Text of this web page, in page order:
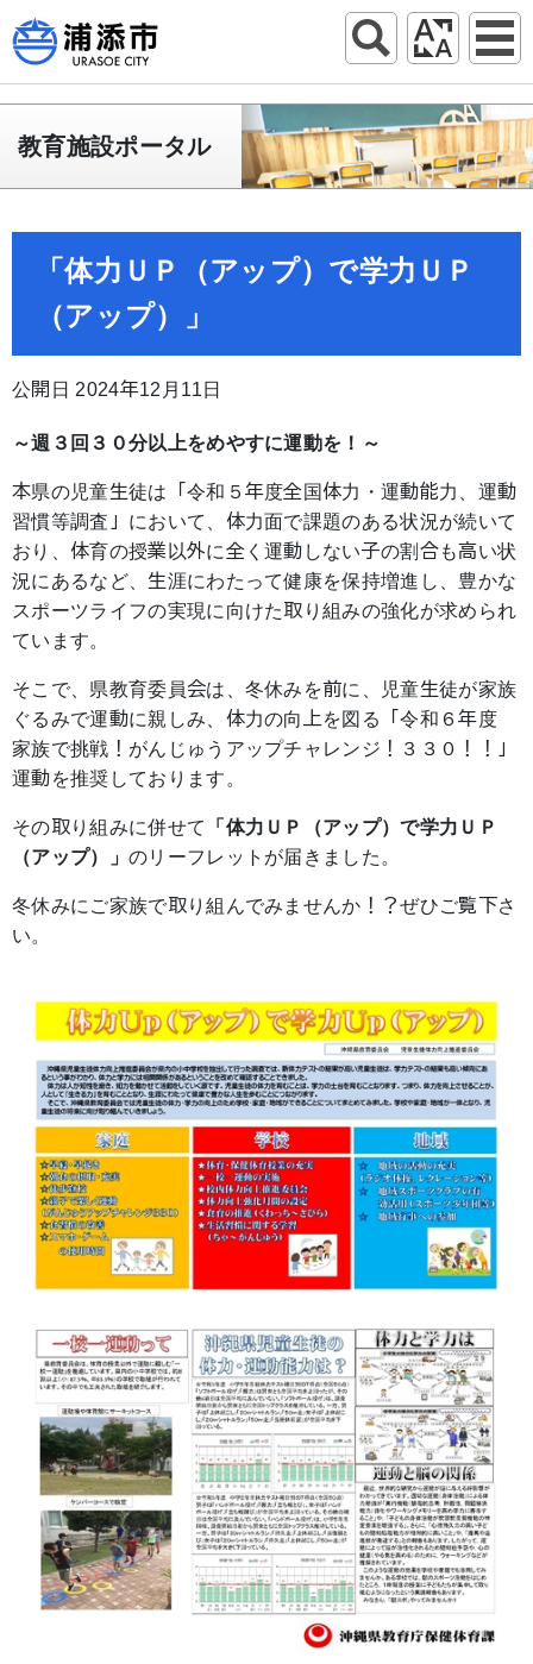
教育施設ポータル
「体力ＵＰ（アップ）で学力ＵＰ
（アップ）」
公開日 2024年12月11日
～週３回３０分以上をめやすに運動を！～
本県の児童生徒は「令和５年度全国体力・運動能力、運動
習慣等調査」において、体力面で課題のある状況が続いて
おり、体育の授業以外に全く運動しない子の割合も高い状
況にあるなど、生涯にわたって健康を保持増進し、豊かな
スポーツライフの実現に向けた取り組みの強化が求められ
ています。
そこで、県教育委員会は、冬休みを前に、児童生徒が家族
ぐるみで運動に親しみ、体力の向上を図る「令和６年度
家族で挑戦！がんじゅうアップチャレンジ！３３０！！」
運動を推奨しております。
その取り組みに併せて
「体力ＵＰ（アップ）で学力ＵＰ
（アップ）」 のリーフレットが届きました。
冬休みにご家族で取り組んでみませんか！？ぜひご覧下さ
い。